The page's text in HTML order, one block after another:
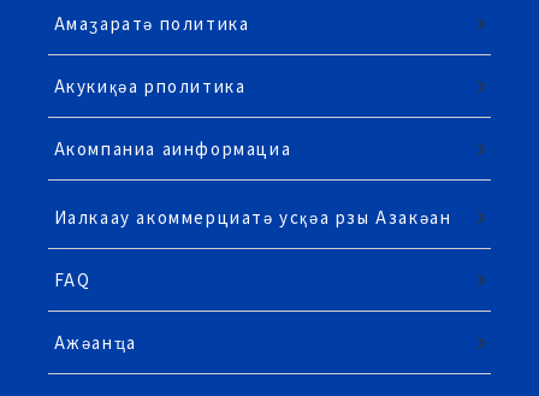
Амаӡаратә политика
Акукиқәа рполитика
Акомпаниа аинформациа
Иалкаау акоммерциатә усқәа рзы Азакәан
FAQ
Ажәанҵа